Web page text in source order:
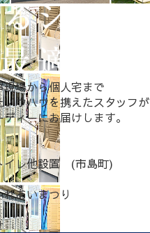
場から個人宅まで
ウハウを携えたスタッフが
ィーにお届けします。
イレ他設置 (市島町)
あいまつり